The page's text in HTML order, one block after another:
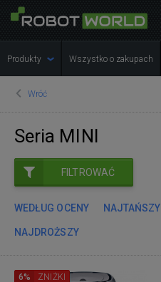
Produkty Wszystko o zakupach
Wróć
Seria MINI
FILTROWAĆ
WEDŁUG OCENY NAJTAŃSZY
NAJDROŻSZY
6% ZNIŻKI